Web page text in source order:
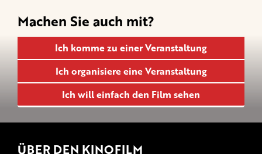
Machen Sie auch mit?
Ich komme zu einer Veranstaltung
Ich organisiere eine Veranstaltung
Ich will einfach den Film sehen
ÜBER DEN KINOFILM